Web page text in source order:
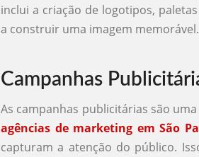
inclui a criação de logotipos,
a construir uma imagem memorável.
Campanhas
As campanhas publicitárias são
agências de marketing em São
capturam a atenção do público.